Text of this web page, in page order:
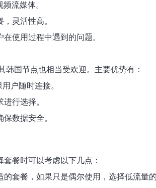
流媒体。
灵活性高。
使用过程中遇到的问题。
国节点也相当受欢迎。主要优势有：
户随时连接。
行选择。
数据安全。
餐时可以考虑以下几点：
套餐，如果只是偶尔使用，选择低流量的